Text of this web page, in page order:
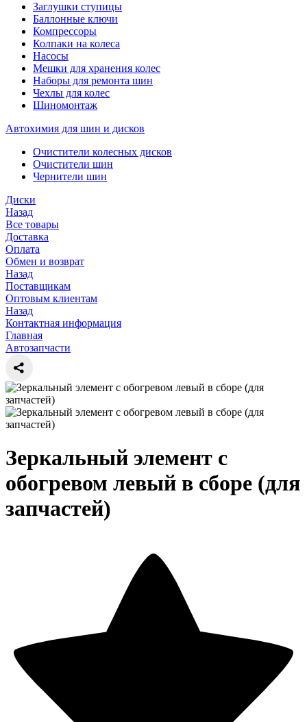
Заглушки ступицы
Баллонные ключи
Компрессоры
Колпаки на колеса
Насосы
Мешки для хранения колес
Наборы для ремонта шин
Чехлы для колес
Шиномонтаж
Автохимия для шин и дисков
Очистители колесных дисков
Очистители шин
Чернители шин
Диски
Назад
Все товары
Доставка
Оплата
Обмен и возврат
Назад
Поставщикам
Оптовым клиентам
Назад
Контактная информация
Главная
Автозапчасти
Зеркальный элемент с
обогревом левый в сборе (для
запчастей)